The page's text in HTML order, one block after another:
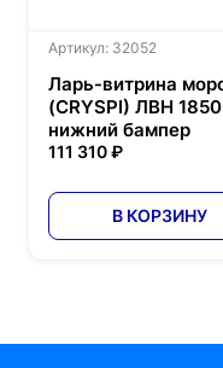
Артикул: 32052
Ларь-витрина
(CRYSPI) ЛВН
нижний бампер
111 310 ₽
В КОРЗИНУ